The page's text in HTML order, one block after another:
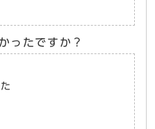
ったですか？